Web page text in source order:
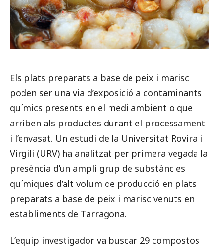
Els plats preparats a base de peix i marisc
poden ser una via d’exposició a contaminants
químics presents en el medi ambient o que
arriben als productes durant el processament
i l’envasat. Un estudi de la Universitat Rovira i
Virgili (URV) ha analitzat per primera vegada la
presència d’un ampli grup de substàncies
químiques d’alt volum de producció en plats
preparats a base de peix i marisc venuts en
establiments de Tarragona.
L’equip investigador va buscar 29 compostos